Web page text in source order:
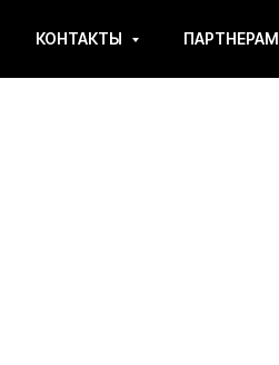
КОНТАКТЫ ПАРТНЕРАМ